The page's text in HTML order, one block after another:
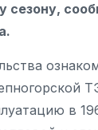
сезону,
в